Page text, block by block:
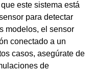
este sistema está
para detectar
modelos, el sensor
conectado a un
casos, asegúrate de
de